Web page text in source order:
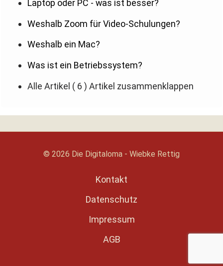
Laptop oder PC - was ist besser?
Weshalb Zoom für Video-Schulungen?
Weshalb ein Mac?
Was ist ein Betriebssystem?
Alle Artikel ( 6 ) Artikel zusammenklappen
© 2026 Die Digitaloma - Wiebke Rettig
Kontakt
Datenschutz
Impressum
AGB